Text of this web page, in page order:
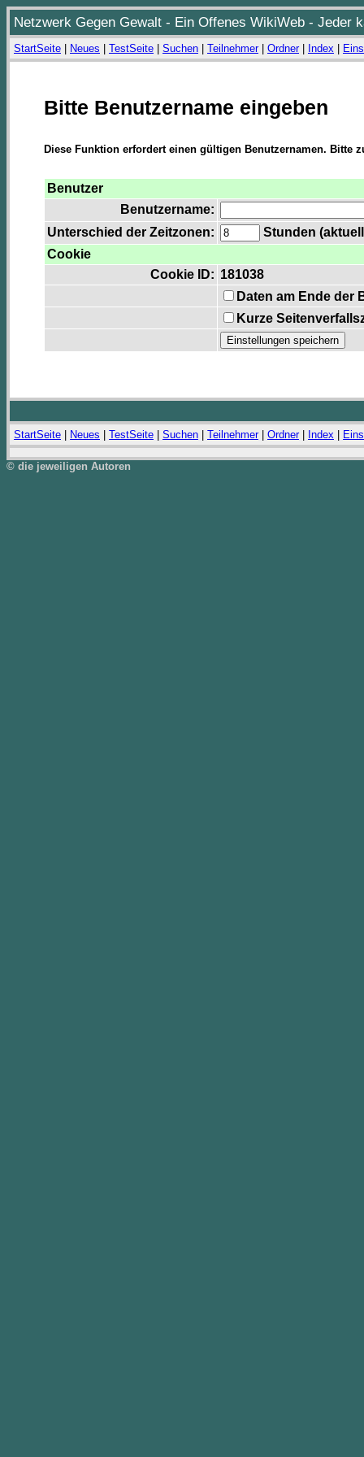
Netzwerk Gegen Gewalt - Ein Offenes WikiWeb - Jeder
StartSeite Neues TestSeite Suchen Teilnehmer| Ordner| Index
Bitte Benutzername eingeben
Diese Funktion erfordert einen gültigen Benutzernamen. Bitte
Benutzer
Benutzername:
Unterschied der Zeitzonen:
Stunden
Cookie
Cookie ID: 181038
Daten am Ende der
Kurze
StartSeite Neues TestSeite Suchen Teilnehmer| Ordner| Index
© die jeweiligen Autoren